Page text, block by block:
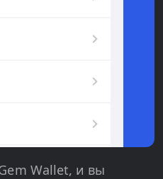
Wallet, и вы